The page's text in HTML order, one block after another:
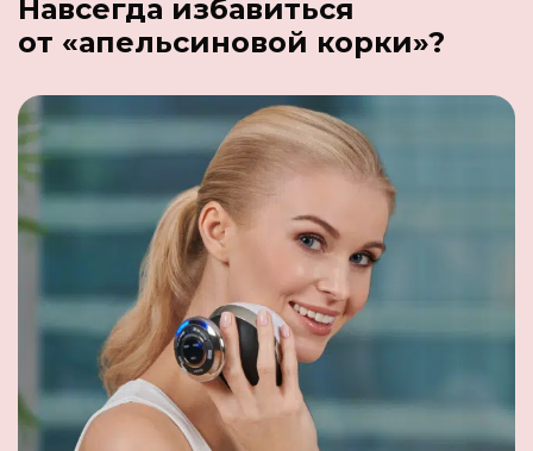
Навсегда избавиться
от «апельсиновой корки»?